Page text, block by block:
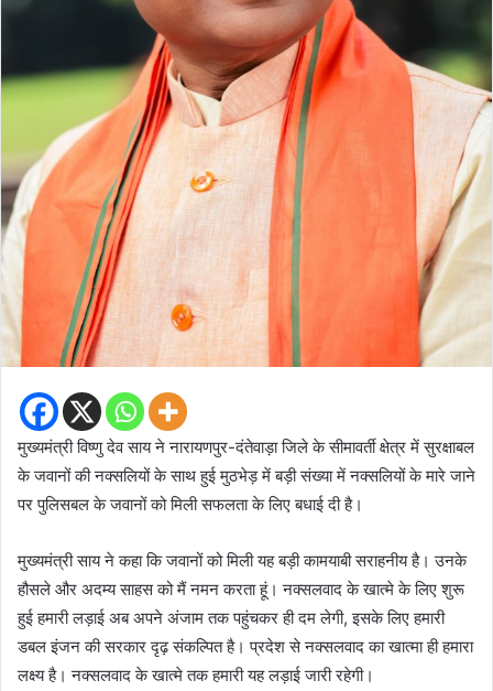
मुख्यमंत्री विष्णु देव साय ने नारायणपुर-दंतेवाड़ा जिले के सीमावर्ती क्षेत्र में सुरक्षाबल
के जवानों की नक्सलियों के साथ हुई मुठभेड़ में बड़ी संख्या में नक्सलियों के मारे जाने
पर पुलिसबल के जवानों को मिली सफलता के लिए बधाई दी है।
मुख्यमंत्री साय ने कहा कि जवानों को मिली यह बड़ी कामयाबी सराहनीय है। उनके
हौसले और अदम्य साहस को मैं नमन करता हूं। नक्सलवाद के खात्मे के लिए शुरू
हुई हमारी लड़ाई अब अपने अंजाम तक पहुंचकर ही दम लेगी, इसके लिए हमारी
डबल इंजन की सरकार दृढ़ संकल्पित है। प्रदेश से नक्सलवाद का खात्मा ही हमारा
लक्ष्य है। नक्सलवाद के खात्मे तक हमारी यह लड़ाई जारी रहेगी।